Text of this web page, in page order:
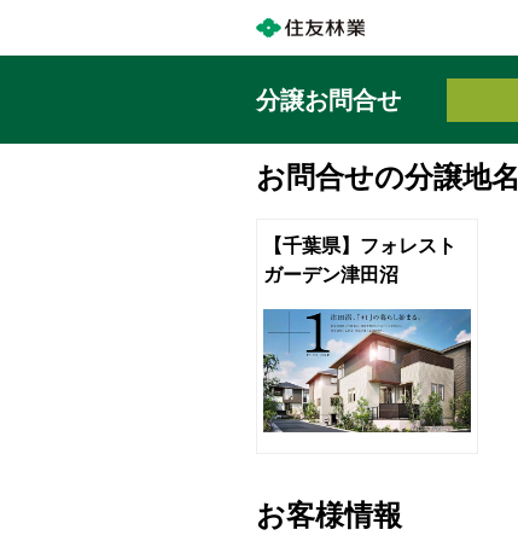
分譲お問合せ
お問合せの分譲地名
【千葉県】フォレスト
ガーデン津田沼
お客様情報